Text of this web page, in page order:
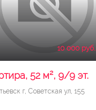
10 000 руб.
52 м², 9/9 эт.
г, Советская ул, 155